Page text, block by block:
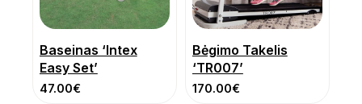
Baseinas ‘Intex
Easy Set’
47.00€
Bėgimo Takelis
‘TR007’
170.00€